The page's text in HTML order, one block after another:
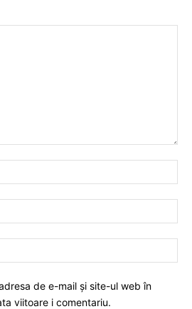
de e-mail și site-ul web în
viitoare i comentariu.